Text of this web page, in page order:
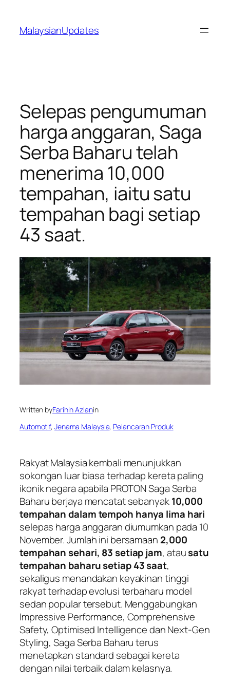
content
MalaysianUpdates
Selepas pengumuman
harga anggaran, Saga
Serba Baharu telah
menerima 10,000
tempahan, iaitu satu
tempahan bagi setiap
43 saat.
Written byFarihin Azlanin
Automotif, Jenama Malaysia, Pelancaran Produk
Rakyat Malaysia kembali menunjukkan
sokongan luar biasa terhadap kereta paling
ikonik negara apabila PROTON Saga Serba
Baharu berjaya mencatat sebanyak10,000
tempahan dalam tempoh hanya lima hari
selepas harga anggaran diumumkan pada 10
November. Jumlah ini bersamaan 2,000
tempahan sehari, 83 setiap jam, atausatu
tempahan baharu setiap 43 saat,
sekaligus menandakan keyakinan tinggi
rakyat terhadap evolusi terbaharu model
sedan popular tersebut. Menggabungkan
Impressive Performance, Comprehensive
Safety, Optimised Intelligence dan Next-Gen
Styling, Saga Serba Baharu terus
menetapkan standard sebagai kereta
dengan nilai terbaik dalam kelasnya.